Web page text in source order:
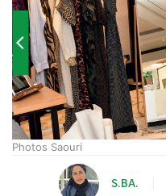
Photos Saouri
S.BA.